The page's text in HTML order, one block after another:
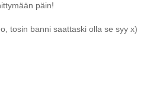
päin!
tosin banni saattaski olla se syy x)